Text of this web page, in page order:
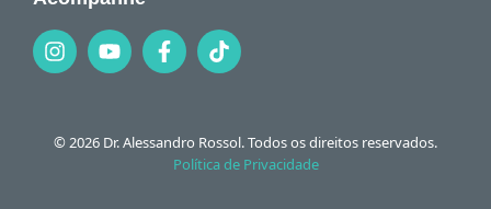
© 2026 Dr. Alessandro Rossol. Todos os direitos reservados.
Política de Privacidade